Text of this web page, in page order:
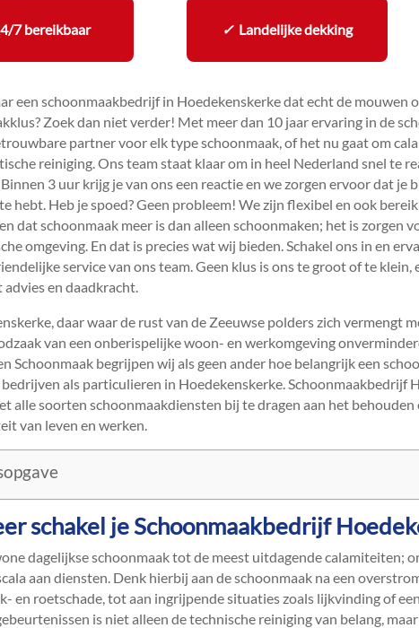
7 bereikbaar ✓ Landelijke dekking
een schoonmaakbedrijf in Hoedekenskerke dat echt de mouwen
Zoek dan niet verder! Met meer dan 10 jaar ervaring in de
partner voor elk type schoonmaak, of het nu gaat om
reiniging.​ Ons team staat klaar om in heel Nederland snel te
3 uur krijg je van ons een reactie en we zorgen ervoor dat je
hebt.​ Heb je spoed? Geen probleem! We zijn flexibel en ook
dat schoonmaak meer is dan alleen schoonmaken; het is zorgen
omgeving.​ En dat is precies wat wij bieden.​ Schakel ons in en
service van ons team.​ Geen klus is ons te groot of te
advies en daadkracht.​
daar waar de rust van de Zeeuwse polders zich vermengt
van een onberispelijke woon- en werkomgeving
Schoonmaak begrijpen wij als geen ander hoe belangrijk een
als particulieren in Hoedekenskerke.​ Schoonmaakbedrijf
alle soorten schoonmaakdiensten bij te dragen aan het behouden
van leven en werken.​
schakel je Schoonmaakbedrijf
dagelijkse schoonmaak tot de meest uitdagende calamiteiten;
aan diensten.​ Denk hierbij aan de schoonmaak na een
en roetschade, tot aan ingrijpende situaties zoals lijkvinding of
is niet alleen de technische reiniging van belang,